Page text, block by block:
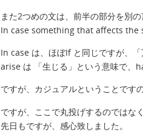
また2つめの文は、前半の部分を別の
In case something that affects the
In case は、ほぼIf と同じですが、「
arise は 「生じる」という意味で、
ですが、カジュアルということです
ですが、ここで丸投げするのではな
先日もですが、感心致しました。